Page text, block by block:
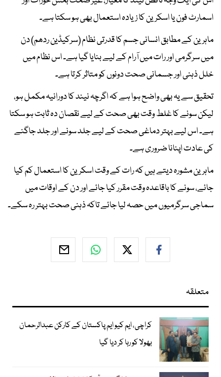
اسمارٹ فون یا اسکرین کا زیادہ استعمال بھی ہو سکتا ہے۔
ماہرین کے مطابق انسانی جسم کا قدرتی نظام (سرکیڈین ردھم) دن
میں سرگرمی اور رات میں آرام کے لیے بنایا گیا ہے۔ اس نظام میں
خلل ذہنی اور جسمانی صحت دونوں کو متاثر کرتا ہے۔
تحقیق سے یہ بھی واضح ہوا ہے کہ اگرچہ نیند کا دورانیہ مکمل ہو،
لیکن سونے کا غلط وقت بھی صحت کے لیے نقصان دہ ثابت ہو سکتا
ہے۔ اس لیے بہتر دماغی صحت کے لیے جلد سونے اور جلد جاگنے
کی عادت اپنانا ضروری ہے۔
ماہرین مشورہ دیتے ہیں کہ رات کے وقت اسکرین کا استعمال کم کیا
جائے، سونے کا باقاعدہ وقت مقرر کیا جائے اور دن کے اوقات میں
سماجی سرگرمیوں میں حصہ لیا جائے تاکہ ذہنی صحت بہتر رہ سکے۔
متعلقہ
کراچی، ایم کیو ایم پاکستان کے کارکن عبدالرحمان
بھولا کو رہا کر دیا گیا